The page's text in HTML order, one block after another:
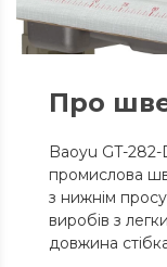
Про
Baoyu GT-
промислова
з нижнім
виробів з
довжина